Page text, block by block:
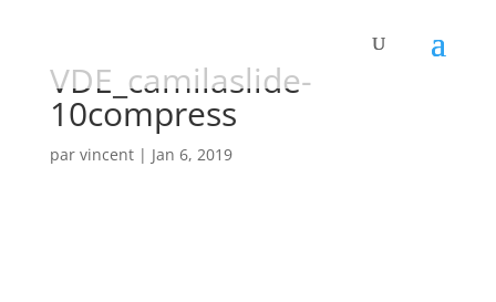
VDE_camilaslide-
10compress
par vincent| Jan 6, 2019